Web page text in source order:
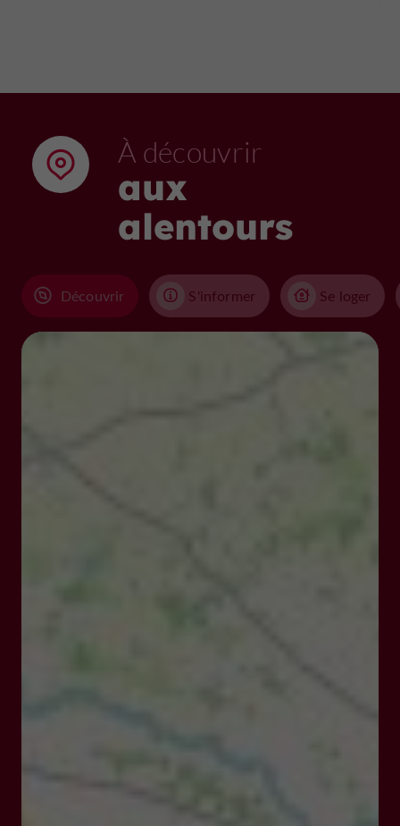
À découvrir
aux
alentours
Découvrir S'informer Se loger